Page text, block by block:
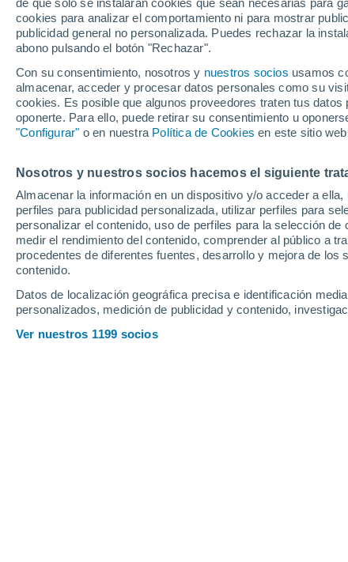
de que solo se instalarán cookies que sean necesarias para
cookies para analizar el comportamiento ni para mostrar
publicidad general no personalizada. Puedes rechazar la
abono pulsando el botón "Rechazar".
Con su consentimiento, nosotros y nuestros socios usamos
almacenar, acceder y procesar datos personales como su
cookies. Es posible que algunos proveedores traten tus
oponerte. Para ello, puede retirar su consentimiento u
"Configurar" o en nuestra Política de Cookies en este sitio
Nosotros y nuestros socios hacemos el siguiente
Almacenar la información en un dispositivo y/o acceder a
perfiles para publicidad personalizada, utilizar perfiles para
personalizar el contenido, uso de perfiles para la selección
medir el rendimiento del contenido, comprender al público a
procedentes de diferentes fuentes, desarrollo y mejora de
contenido.
Datos de localización geográfica precisa e identificación
personalizados, medición de publicidad y contenido,
Ver nuestros 1199 socios
superar definitivamente el umbral de